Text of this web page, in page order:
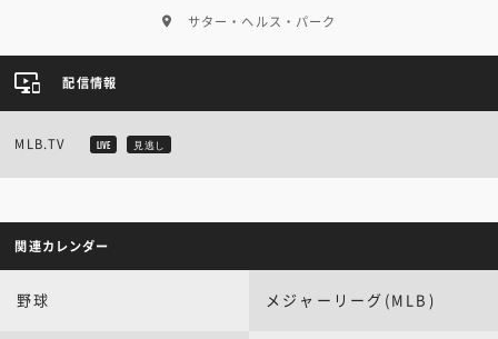
サター・ヘルス・パーク
配信情報
MLB.TV LIVE 見逃し
関連カレンダー
野球 メジャーリーグ(MLB)